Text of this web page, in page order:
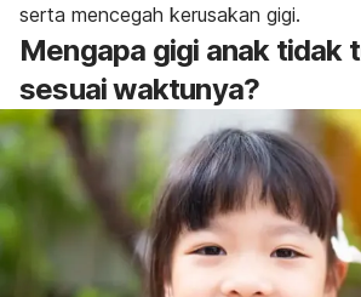
serta mencegah kerusakan gigi.
Mengapa gigi anak tidak
sesuai waktunya?